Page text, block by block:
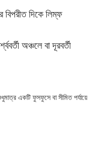
বিপরীত দিকে লিম্ফ
অঞ্চলে বা দূরবর্তী
একটি ফুসফুসে বা সীমিত পর্যায়ে